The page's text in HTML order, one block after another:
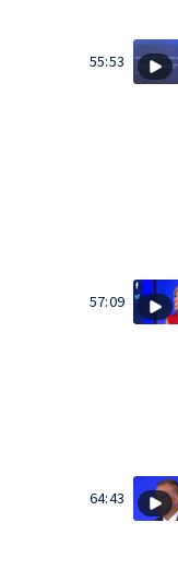
55:53
57:09
64:43